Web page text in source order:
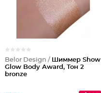
Belor Design / Шиммер Show
Glow Body Award, Тон 2
bronze